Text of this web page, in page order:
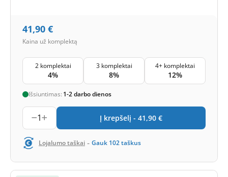
41,90 €
Kaina už komplektą
2 komplektai
4%
3 komplektai
8%
4+ komplektai
12%
Išsiuntimas: 1-2 darbo dienos
1 Į krepšelį - 41,90 €
Lojalumo taškai - Gauk 102taškus